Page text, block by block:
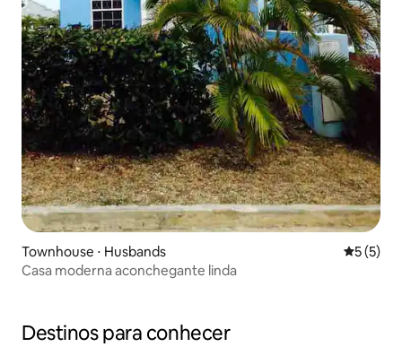
Townhouse ⋅ Husbands 5 de
5 (5)
Casa moderna aconchegante linda
Destinos para conhecer